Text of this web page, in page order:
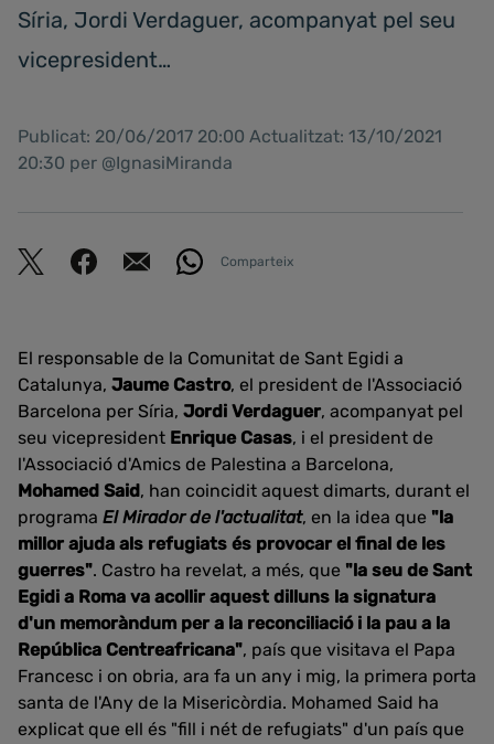
Síria, Jordi Verdaguer, acompanyat pel seu
vicepresident…
Publicat: 20/06/2017 20:00 Actualitzat: 13/10/2021
20:30 per @IgnasiMiranda
Comparteix
El responsable de la Comunitat de Sant Egidi a
Catalunya, Jaume Castro, el president de l'Associació
Barcelona per Síria, Jordi Verdaguer, acompanyat pel
seu vicepresident Enrique Casas, i el president de
l'Associació d'Amics de Palestina a Barcelona,
Mohamed Said, han coincidit aquest dimarts, durant el
programa El Mirador de l'actualitat, en la idea que "la
millor ajuda als refugiats és provocar el final de les
guerres". Castro ha revelat, a més, que "la seu de Sant
Egidi a Roma va acollir aquest dilluns la signatura
d'un memoràndum per a la reconciliació i la pau a la
República Centreafricana", país que visitava el Papa
Francesc i on obria, ara fa un any i mig, la primera porta
santa de l'Any de la Misericòrdia. Mohamed Said ha
explicat que ell és "fill i nét de refugiats" d'un país que